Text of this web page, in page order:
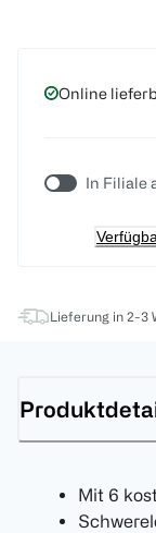
Online
In Filiale
Lieferung in 2-3
Mit 6